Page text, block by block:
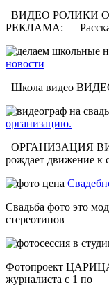
ВИДЕО РОЛИКИ
РЕКЛАМА: —
новости
Школа видео
организацию.
ОРГАНИЗАЦИЯ
рождает движение к
Свадьба фото это
стереотипов
Фотопроект
журналиста с 1 по